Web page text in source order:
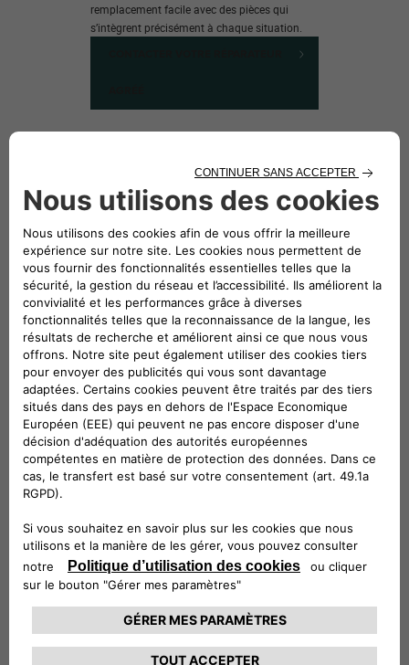
remplacement facile avec des pièces qui
s’intègrent précisément à chaque situation.
SUSTAINera
s'inscrit dans
l'économie
circulaire
Durabilité, accessibilité financière et qualité
Tout au long du cycle de vie complet du
véhicule (de la conception/production jusqu'à
la fin de vie), nous avons développé une
activité complète à 360 degrés alignée sur les
la stratégie 4R : REMAN, REPAIR, REUSE,
RECYCLE.